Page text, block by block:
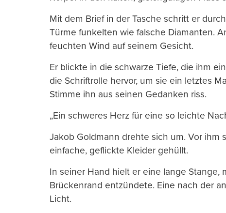
Mit dem Brief in der Tasche schritt er
Türme funkelten wie falsche Diamanten.
feuchten Wind auf seinem Gesicht.
Er blickte in die schwarze Tiefe, die ihm
die Schriftrolle hervor, um sie ein letztes
Stimme ihn aus seinen Gedanken riss.
„Ein schweres Herz für eine so leichte
Jakob Goldmann drehte sich um. Vor ihm
einfache, geflickte Kleider gehüllt.
In seiner Hand hielt er eine lange Stange,
Brückenrand entzündete. Eine nach der
Licht.